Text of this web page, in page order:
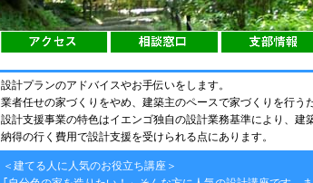
設計プランのアドバイスやお手伝いをします。
業者任せの家づくりをやめ、建築主のペースで家づくりを行う
設計支援事業の特色はイエンゴ独自の設計業務基準により、建
納得の行く費用で設計支援を受けられる点にあります。
＜建てる人に人気のお役立ち講座＞